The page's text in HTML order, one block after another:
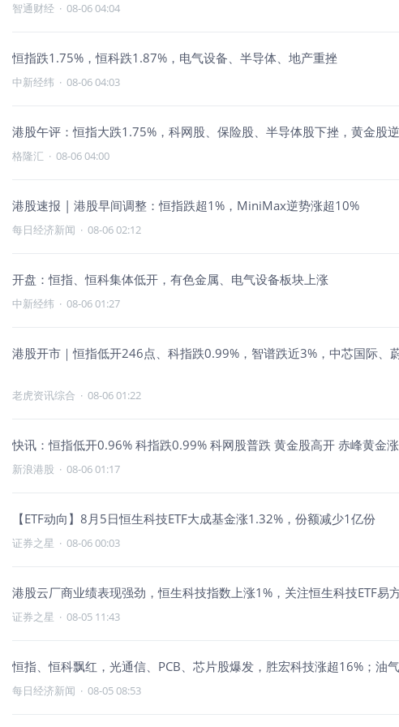
智通财经 · 08-06 04:04
恒指跌1.75%，恒科跌1.87%，电气设备、半导体、地产重挫
中新经纬 · 08-06 04:03
港股午评：恒指大跌1.75%，科网股、保险股、半导体股下挫，黄金股
格隆汇 · 08-06 04:00
港股速报 | 港股早间调整：恒指跌超1%，MiniMax逆势涨超10%
每日经济新闻 · 08-06 02:12
开盘：恒指、恒科集体低开，有色金属、电气设备板块上涨
中新经纬 · 08-06 01:27
港股开市｜恒指低开246点、科指跌0.99%，智谱跌近3%，中芯国际、
老虎资讯综合 · 08-06 01:22
快讯：恒指低开0.96% 科指跌0.99% 科网股普跌 黄金股高开 赤峰黄金
新浪港股 · 08-06 01:17
【ETF动向】8月5日恒生科技ETF大成基金涨1.32%，份额减少1亿份
证券之星 · 08-06 00:03
港股云厂商业绩表现强劲，恒生科技指数上涨1%，关注恒生科技ETF易
证券之星 · 08-05 11:43
恒指、恒科飘红，光通信、PCB、芯片股爆发，胜宏科技涨超16%；油
每日经济新闻 · 08-05 08:53